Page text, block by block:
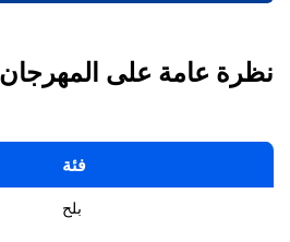
نظرة عامة على المهرجان
فئة
بلح